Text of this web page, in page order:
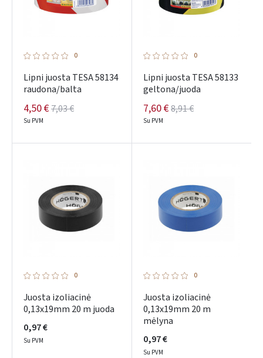
0
Lipni juosta TESA 58134
raudona/balta
4,50 €7,03 €
Su PVM
0
Lipni juosta TESA 58133
geltona/juoda
7,60 €8,91 €
Su PVM
0
Juosta izoliacinė
0,13x19mm 20 m juoda
0,97 €
Su PVM
0
Juosta izoliacinė
0,13x19mm 20 m
mėlyna
0,97 €
Su PVM